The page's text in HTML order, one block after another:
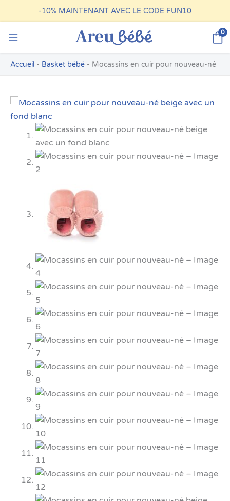
au
contenu
-10% MAINTENANT AVEC LE CODE FUN10
0
Accueil - Basket bébé - Mocassins en cuir pour nouveau-né